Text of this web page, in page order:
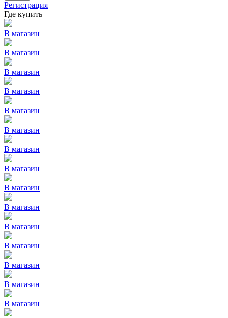
Регистрация
Где купить
В магазин
В магазин
В магазин
В магазин
В магазин
В магазин
В магазин
В магазин
В магазин
В магазин
В магазин
В магазин
В магазин
В магазин
В магазин